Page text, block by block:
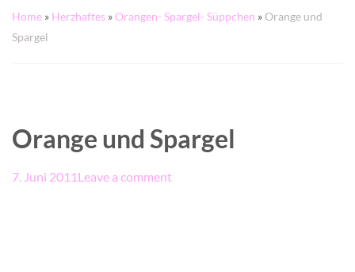
Home » Herzhaftes »Orangen- Spargel- Süppchen »Orange und
Spargel
Orange und Spargel
7. Juni 2011 Leave a comment